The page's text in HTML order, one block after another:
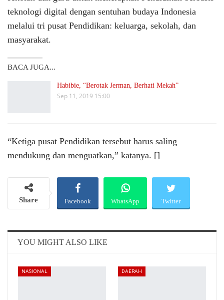
teknologi digital dengan sentuhan budaya Indonesia
melalui tri pusat Pendidikan: keluarga, sekolah, dan
masyarakat.
BACA JUGA...
Habibie, “Berotak Jerman, Berhati Mekah”
Sep 11, 2019 15:00
“Ketiga pusat Pendidikan tersebut harus saling
mendukung dan menguatkan,” katanya. []
Share Facebook WhatsApp Twitter
YOU MIGHT ALSO LIKE
NASIONAL DAERAH